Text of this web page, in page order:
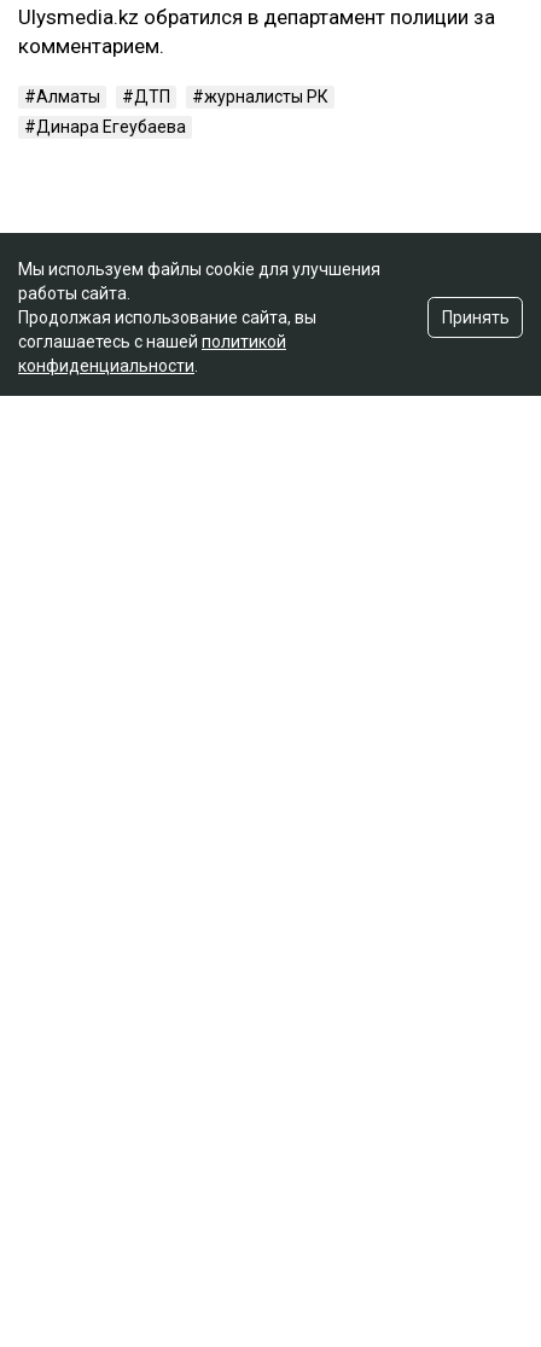
Ulysmedia.kz обратился в департамент полиции за
комментарием.
Алматы ДТП
журналисты РК
Динара Егеубаева
Мы используем файлы cookie для улучшения
работы сайта.
Продолжая использование сайта, вы
соглашаетесь с нашей политикой
конфиденциальности
Принять